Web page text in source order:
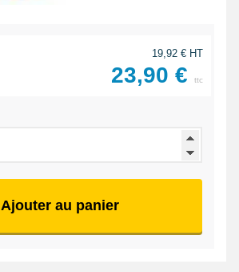
19,92 € HT
23,90 € ttc
Ajouter au panier